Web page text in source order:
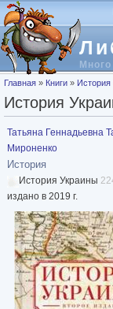
Перейти к основному
Много
Вы здесь
Главная » Книги »
История
Татьяна Геннадьевна
Мироненко
История
История Украины
издано в 2019 г.